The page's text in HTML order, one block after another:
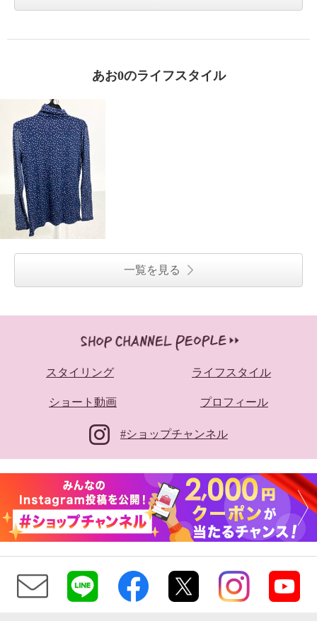
あお0のライフスタイル
一覧を見る
スタイリング ライフスタイル
ショート動画 プロフィール
#ショップチャンネル